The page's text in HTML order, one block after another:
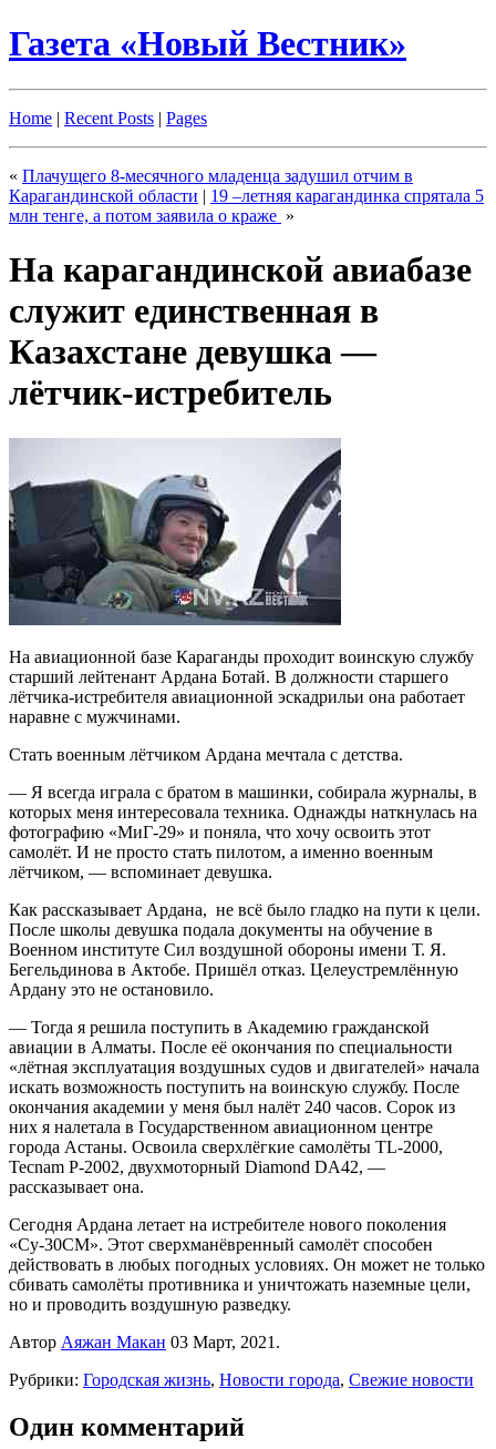
Газета «Новый Вестник»
Home | Recent Posts | Pages
« Плачущего 8-месячного младенца задушил отчим в
Карагандинской области | 19 –летняя карагандинка спрятала 5
млн тенге, а потом заявила о краже »
На карагандинской авиабазе
служит единственная в
Казахстане девушка —
лётчик-истребитель
На авиационной базе Караганды проходит воинскую службу
старший лейтенант Ардана Ботай. В должности старшего
лётчика-истребителя авиационной эскадрильи она работает
наравне с мужчинами.
Стать военным лётчиком Ардана мечтала с детства.
— Я всегда играла с братом в машинки, собирала журналы, в
которых меня интересовала техника. Однажды наткнулась на
фотографию «МиГ-29» и поняла, что хочу освоить этот
самолёт. И не просто стать пилотом, а именно военным
лётчиком, — вспоминает девушка.
Как рассказывает Ардана, не всё было гладко на пути к цели.
После школы девушка подала документы на обучение в
Военном институте Сил воздушной обороны имени Т. Я.
Бегельдинова в Актобе. Пришёл отказ. Целеустремлённую
Ардану это не остановило.
— Тогда я решила поступить в Академию гражданской
авиации в Алматы. После её окончания по специальности
«лётная эксплуатация воздушных судов и двигателей» начала
искать возможность поступить на воинскую службу. После
окончания академии у меня был налёт 240 часов. Сорок из
них я налетала в Государственном авиационном центре
города Астаны. Освоила сверхлёгкие самолёты TL-2000,
Tecnam P-2002, двухмоторный Diamond DA42, —
рассказывает она.
Сегодня Ардана летает на истребителе нового поколения
«Су-30СМ». Этот сверхманёвренный самолёт способен
действовать в любых погодных условиях. Он может не только
сбивать самолёты противника и уничтожать наземные цели,
но и проводить воздушную разведку.
Автор Аяжан Макан 03 Март, 2021.
Рубрики: Городская жизнь, Новости города, Свежие новости
Один комментарий